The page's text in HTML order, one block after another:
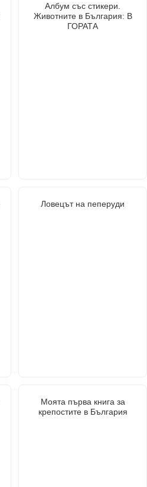
Албум със стикери.
Животните в България: В
ГОРАТА
Ловецът на пеперуди
Моята първа книга за
крепостите в България